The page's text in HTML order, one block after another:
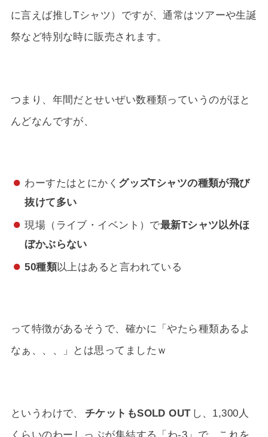
に言えば推しTシャツ）ですが、通常はツアーや生誕
祭など特別な時に販売されます。
つまり、年間だとせいぜい数種類っていうのがほと
んどなんですが、
わーすたはとにかく グッズTシャツの種類が飛び
抜けて多い
現場（ライブ・イベント）で最新Tシャツ以外ほ
ぼかぶらない
50種類以上はあると言われている
って特徴があるそうで、確かに「やたら種類あるよ
なぁ、、、」とは思ってましたｗ
というわけで、 チケットもSOLD OUT し、1,300人